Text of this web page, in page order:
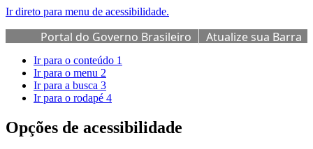
Ir direto para menu de acessibilidade.
Portal do Governo Brasileiro
Atualize sua Barra
de Governo
Ir para o conteúdo 1
Ir para o menu 2
Ir para a busca 3
Ir para o rodapé 4
Opções de acessibilidade